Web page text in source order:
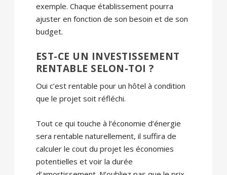
exemple. Chaque établissement pourra
ajuster en fonction de son besoin et de son
budget.
EST-CE UN INVESTISSEMENT
RENTABLE SELON-TOI ?
Oui c’est rentable pour un hôtel à condition
que le projet soit réfléchi.
Tout ce qui touche à l’économie d’énergie
sera rentable naturellement, il suffira de
calculer le cout du projet les économies
potentielles et voir la durée